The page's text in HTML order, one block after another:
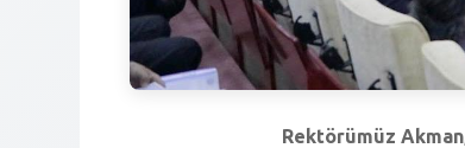
Rektörümüz